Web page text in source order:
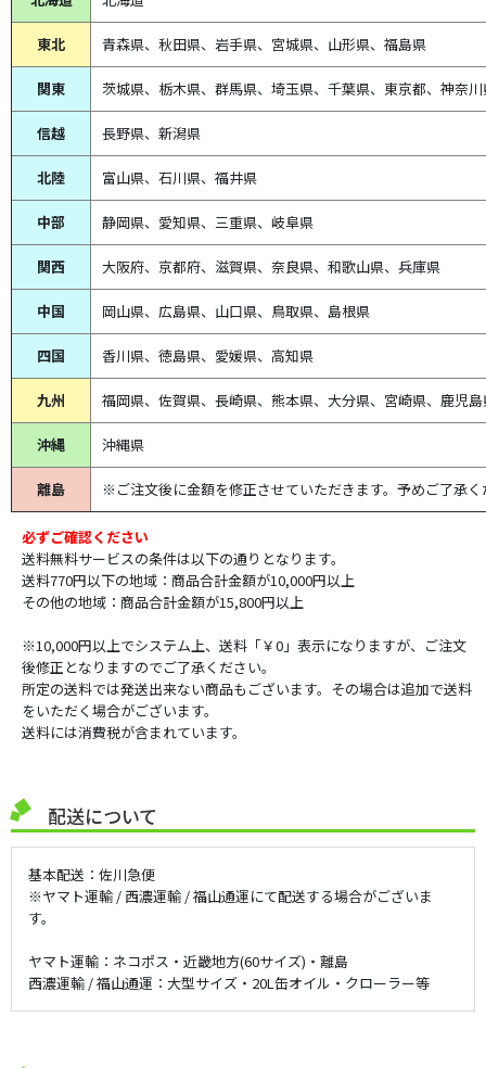
東北 青森県、 秋田県、 岩手県、宮城県、山形県、福島県
関東 茨城県、栃木県、群馬県、埼玉県、千葉県、東京都、神奈
信越 長野県、新潟県
北陸 富山県、 石川県、 福井県
中部 静岡県、 愛知県、 三重県、 岐阜県
関西 大阪府、京都府、滋賀県、奈良県、和歌山県、兵庫県
中国 岡山県、広島県、山口県、鳥取県、島根県
四国 香川県、徳島県、愛媛県、高知県
九州 福岡県、佐賀県、長崎県、熊本県、大分県、宮崎県、鹿児
沖縄 沖縄県
離島 ※ご注文後に金額を修正させていただきます。予めご了承く
必ずご確認ください
送料無料サービスの条件は以下の通りとなります。
送料770円以下の地域：商品合計金額が10,000円以上
その他の地域：商品合計金額が15,800円以上
※10,000円以上でシステム上、送料「￥0」表示になりますが、ご注文
後修正となりますのでご了承ください。
所定の送料では発送出来ない商品もございます。その場合は追加で送料
をいただく場合がございます。
送料には消費税が含まれています。
配送について
基本配送：佐川急便
※ヤマト運輸 / 西濃運輸 / 福山通運にて配送する場合がございま
す。
ヤマト運輸：ネコポス・近畿地方(60サイズ)・離島
西濃運輸 / 福山通運：大型サイズ・20L缶オイル・クローラー等